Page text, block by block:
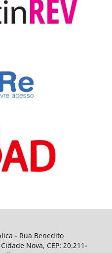
- Rua Benedito
Nova, CEP: 20.211-